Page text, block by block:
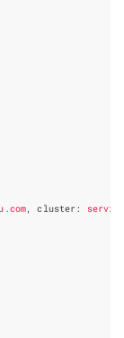
, cluster :